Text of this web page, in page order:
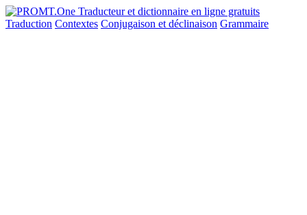
Traduction Contextes Conjugaison et déclinaison Grammaire